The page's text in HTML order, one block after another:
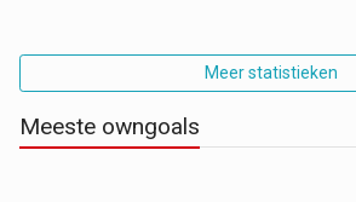
Meer statistieken
Meeste owngoals